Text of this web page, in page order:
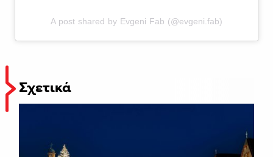
A post shared by Evgeni Fab (@evgeni.fab)
Σχετικά